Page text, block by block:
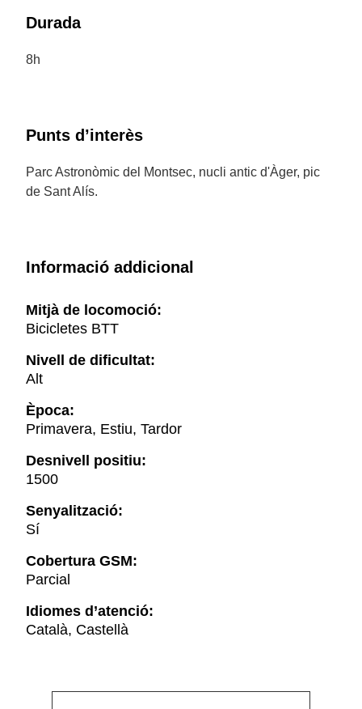
Durada
8h
Punts d’interès
Parc Astronòmic del Montsec, nucli antic d'Àger, pic
de Sant Alís.
Informació addicional
Mitjà de locomoció:
Bicicletes BTT
Nivell de dificultat:
Alt
Època:
Primavera, Estiu, Tardor
Desnivell positiu:
1500
Senyalització:
Sí
Cobertura GSM:
Parcial
Idiomes d’atenció:
Català, Castellà